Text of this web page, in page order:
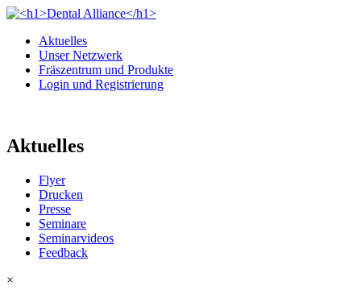
Aktuelles
Unser Netzwerk
Fräszentrum und Produkte
Login und Registrierung
Aktuelles
Flyer
Drucken
Presse
Seminare
Seminarvideos
Feedback
×